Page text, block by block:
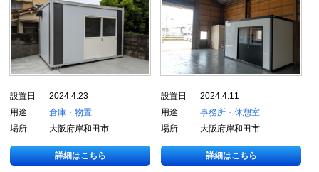
設置日
2024.4.23
用途
倉庫・物置
場所
大阪府岸和田市
詳細はこちら
設置日
2024.4.11
用途
事務所・休憩室
場所
大阪府岸和田市
詳細はこちら